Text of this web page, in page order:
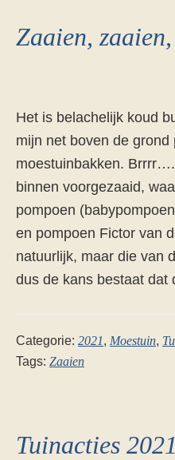
Zaaien,
Het is belachelijk koud
mijn net boven de
moestuinbakken.
binnen voorgezaaid,
pompoen
en pompoen Fictor van
natuurlijk, maar die van
dus de kans bestaat
Categorie: 2021, Moestuin,
Tags: Zaaien
Tuinacties 2021